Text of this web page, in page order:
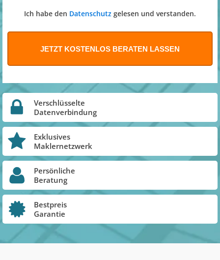
Ich habe den Datenschutz gelesen und verstanden.
Verschlüsselte
Datenverbindung
Exklusives
Maklernetzwerk
Persönliche
Beratung
Bestpreis
Garantie